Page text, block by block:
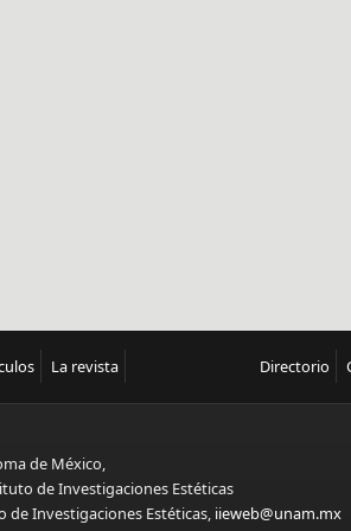
La revista Directorio
de México,
de Investigaciones Estéticas
Investigaciones Estéticas, iieweb@unam.mx